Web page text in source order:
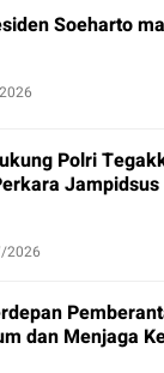
Soeharto
Polri
Jampidsus
2026
dan Menjaga